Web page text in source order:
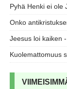
Pyhä Henki ei ole
Onko
Jeesus loi kaiken
Kuolemattomuus